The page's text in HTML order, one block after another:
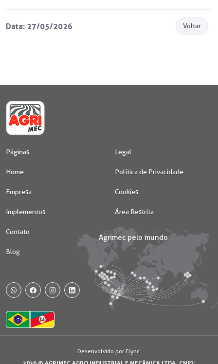
Data: 27/05/2026 Voltar
Páginas
Home
Empresa
Implementos
Contato
Blog
Legal
Política de Privacidade
Cookies
Área Restrita
WhatsAppFacebookInstagram
Desenvolvido por Flync.